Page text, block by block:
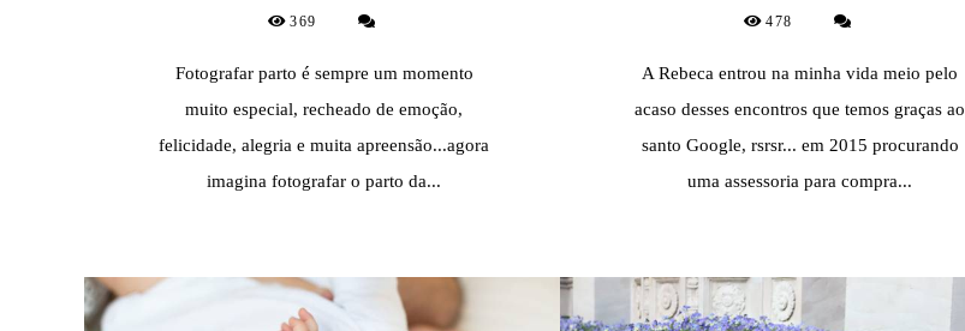
369
Fotografar parto é sempre um momento
muito especial, recheado de emoção,
felicidade, alegria e muita apreensão...agora
imagina fotografar o parto da...
478
A Rebeca entrou na minha vida meio pelo
acaso desses encontros que temos graças ao
santo Google, rsrsr... em 2015 procurando
uma assessoria para compra...